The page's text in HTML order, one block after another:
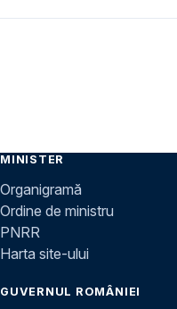
MINISTER
Organigramă
Ordine de ministru
PNRR
Harta site-ului
GUVERNUL ROMÂNIEI